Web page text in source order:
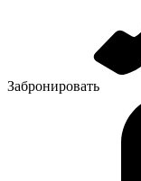
Забронировать